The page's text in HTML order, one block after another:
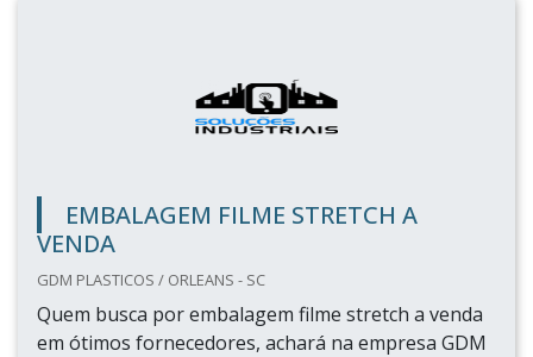
EMBALAGEM FILME STRETCH A
VENDA
GDM PLASTICOS / ORLEANS - SC
Quem busca por embalagem filme stretch a venda
em ótimos fornecedores, achará na empresa GDM